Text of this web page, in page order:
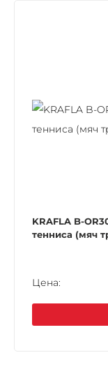
KRAFLA B-
тенниса (мяч
Цена: